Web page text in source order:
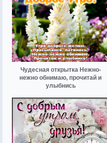
Чудесная открытка Нежно-
нежно обнимаю, прочитай и
улыбнись